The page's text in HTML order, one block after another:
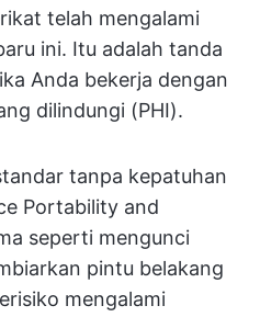
telah mengalami
ini. Itu adalah tanda
Anda bekerja dengan
dilindungi (PHI).
tanpa kepatuhan
Portability and
seperti mengunci
pintu belakang
mengalami